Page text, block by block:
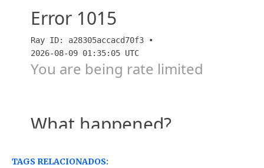
TAGS RELACIONADOS: